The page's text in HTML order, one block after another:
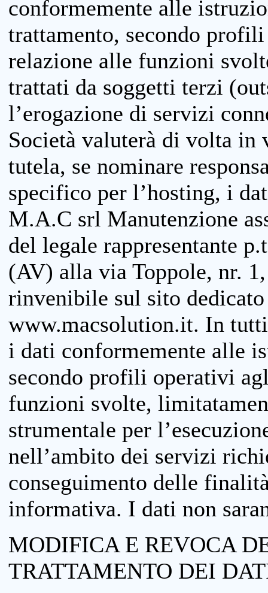
conformemente alle
trattamento, secondo
relazione alle funzioni
trattati da soggetti terzi
l’erogazione di servizi
Società valuterà di volta in
tutela, se nominare
specifico per l’hosting, i
M.A.C srl Manutenzione
del legale rappresentante
(AV) alla via Toppole, nr.
rinvenibile sul sito
www.macsolution.it. In
i dati conformemente alle
secondo profili operativi
funzioni svolte,
strumentale per
nell’ambito dei servizi
conseguimento delle
informativa. I dati non
MODIFICA E REVOCA
TRATTAMENTO DEI